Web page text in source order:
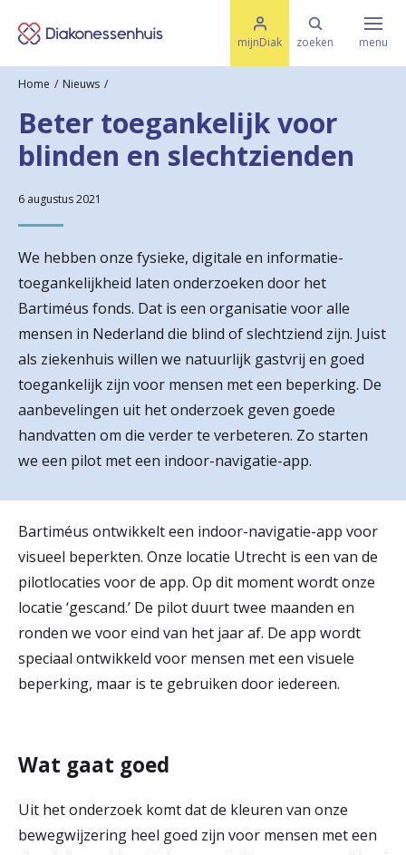
e
mijnDiak zoeken
M
e
menu
Ziektes & Aandoeningen
Spoed
Translate
Werken & Leren bij
Home Nieuws
Beter toegankelijk voor
blinden en slechtzienden
6 augustus 2021
We hebben onze fysieke, digitale en informatie-
toegankelijkheid laten onderzoeken door het
Bartiméus fonds. Dat is een organisatie voor alle
mensen in Nederland die blind of slechtziend zijn. Juist
als ziekenhuis willen we natuurlijk gastvrij en goed
toegankelijk zijn voor mensen met een beperking. De
aanbevelingen uit het onderzoek geven goede
handvatten om die verder te verbeteren. Zo starten
we een pilot met een indoor-navigatie-app.
Bartiméus ontwikkelt een indoor-navigatie-app voor
visueel beperkten. Onze locatie Utrecht is een van de
pilotlocaties voor de app. Op dit moment wordt onze
locatie ‘gescand.’ De pilot duurt twee maanden en
ronden we voor eind van het jaar af. De app wordt
speciaal ontwikkeld voor mensen met een visuele
beperking, maar is te gebruiken door iedereen.
Wat gaat goed
Uit het onderzoek komt dat de kleuren van onze
bewegwijzering heel goed zijn voor mensen met een